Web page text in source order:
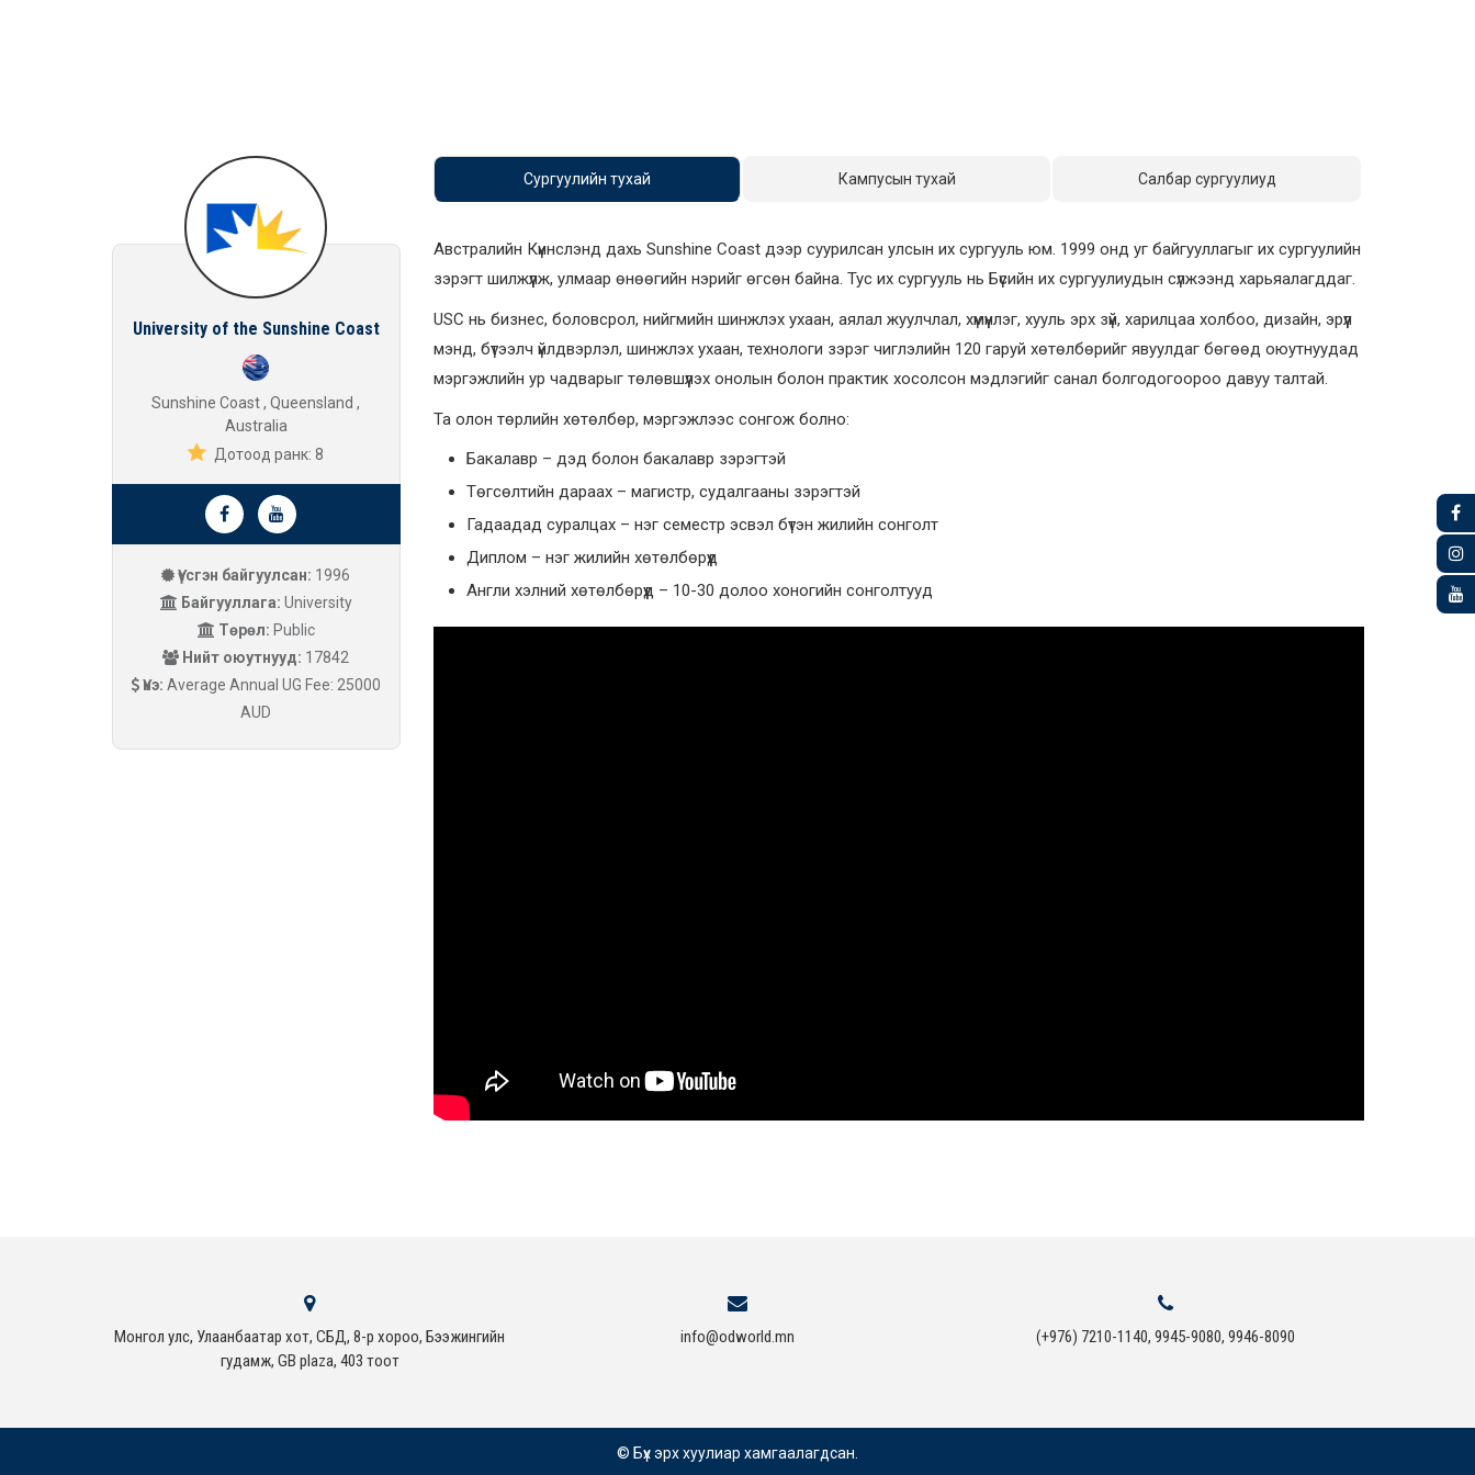
University of the Sunshine Coast
Sunshine Coast , Queensland ,
Australia
Дотоод ранк: 8
Үүсгэн байгуулсан: 1996
Байгууллага: University
Төрөл: Public
Нийт оюутнууд: 17842
Үнэ: Average Annual UG Fee: 25000
AUD
Сургуулийн тухай Кампусын тухай Салбар сургуулиуд
Австралийн Күинслэнд дахь Sunshine Coast дээр суурилсан улсын их сургууль юм. 1999 онд уг байгууллагыг их сургуулийн
зэрэгт шилжүүлж, улмаар өнөөгийн нэрийг өгсөн байна. Тус их сургууль нь Бүсийн их сургуулиудын сүлжээнд харьяалагддаг.
USC нь бизнес, боловсрол, нийгмийн шинжлэх ухаан, аялал жуулчлал, хүмүүнлэг, хууль эрх зүй, харилцаа холбоо, дизайн, эрүүл
мэнд, бүтээлч үйлдвэрлэл, шинжлэх ухаан, технологи зэрэг чиглэлийн 120 гаруй хөтөлбөрийг явуулдаг бөгөөд оюутнуудад
мэргэжлийн ур чадварыг төлөвшүүлэх онолын болон практик хосолсон мэдлэгийг санал болгодогоороо давуу талтай.
Та олон төрлийн хөтөлбөр, мэргэжлээс сонгож болно:
Бакалавр – дэд болон бакалавр зэрэгтэй
Төгсөлтийн дараах – магистр, судалгааны зэрэгтэй
Гадаадад суралцах – нэг семестр эсвэл бүтэн жилийн сонголт
Диплом – нэг жилийн хөтөлбөрүүд
Англи хэлний хөтөлбөрүүд – 10-30 долоо хоногийн сонголтууд
Монгол улс, Улаанбаатар хот, СБД, 8-р хороо, Бээжингийн
гудамж, GB plaza, 403 тоот
info@odworld.mn (+976) 7210-1140, 9945-9080, 9946-8090
© Бүх эрх хуулиар хамгаалагдсан.